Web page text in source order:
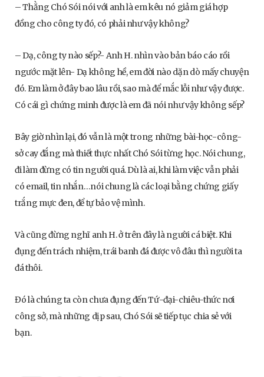
– Thằng Chó Sói nói với anh là em kêu nó giảm giá hợp
đồng cho công ty đó, có phải như vậy không?
– Dạ, công ty nào sếp?- Anh H. nhìn vào bản báo cáo rồi
ngước mặt lên- Dạ không hề, em đời nào dặn dò mấy chuyện
đó. Em làm ở đây bao lâu rồi, sao mà để mắc lỗi như vậy được.
Có cái gì chứng minh được là em đã nói như vậy không sếp?
Bây giờ nhìn lại, đó vẫn là một trong những bài-học-công-
sở cay đắng mà thiết thực nhất Chó Sói từng học. Nói chung,
đi làm đừng có tin người quá. Dù là ai, khi làm việc vẫn phải
có email, tin nhắn…nói chung là các loại bằng chứng giấy
trắng mực đen, để tự bảo vệ mình.
Và cũng đừng nghĩ anh H. ở trên đây là người cá biệt. Khi
đụng đến trách nhiệm, trái banh đá được vô đâu thì người ta
đá thôi.
Đó là chúng ta còn chưa đụng đến Tứ-đại-chiêu-thức nơi
công sở, mà những dịp sau, Chó Sói sẽ tiếp tục chia sẻ với
bạn.